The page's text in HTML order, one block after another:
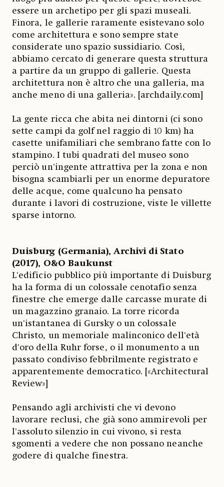
essere un archetipo per gli spazi museali.
Finora, le gallerie raramente esistevano solo
come architettura e sono sempre state
considerate uno spazio sussidiario. Così,
abbiamo cercato di generare questa struttura
a partire da un gruppo di gallerie. Questa
architettura non è altro che una galleria, ma
anche meno di una galleria». [archdaily.com]
La gente ricca che abita nei dintorni (ci sono
sette campi da golf nel raggio di 10 km) ha
casette unifamiliari che sembrano fatte con lo
stampino. I tubi quadrati del museo sono
perciò un'ingente attrattiva per la zona e non
bisogna scambiarli per un enorme depuratore
delle acque, come qualcuno ha pensato
durante i lavori di costruzione, viste le villette
sparse intorno.
Duisburg (Germania), Archivi di Stato
(2017), O&O Baukunst
L'edificio pubblico più importante di Duisburg
ha la forma di un colossale cenotafio senza
finestre che emerge dalle carcasse murate di
un magazzino granaio. La torre ricorda
un'istantanea di Gursky o un colossale
Christo, un memoriale malinconico dell'età
d'oro della Ruhr forse, o il monumento a un
passato condiviso febbrilmente registrato e
apparentemente democratico. [«Architectural
Review»]
Pensando agli archivisti che vi devono
lavorare reclusi, che già sono ammirevoli per
l'assoluto silenzio in cui vivono, si resta
sgomenti a vedere che non possano neanche
godere di qualche finestra.